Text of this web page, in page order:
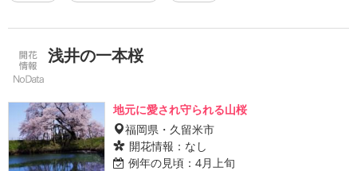
浅井の一本桜
地元に愛され守られる山桜
福岡県・久留米市
開花情報： なし
例年の見頃： 4月上旬